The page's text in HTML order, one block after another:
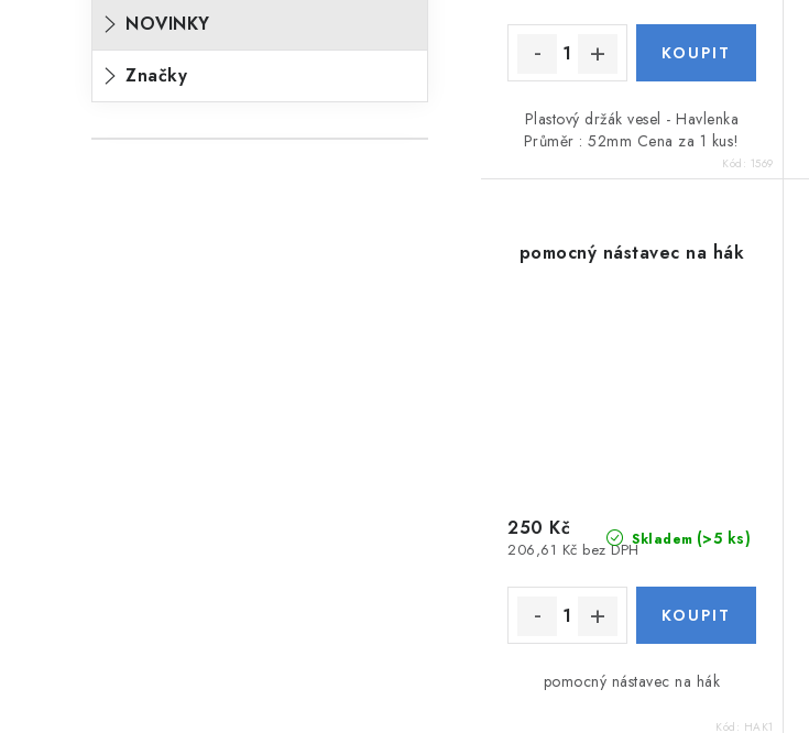
NOVINKY
Značky
Plastový držák vesel - Havlenka
Průměr : 52mm Cena za 1 kus!
Kód: 1569
pomocný nástavec na hák
Skladem (>5 ks)
206,61 Kč bez DPH
250 Kč
pomocný nástavec na hák
Kód: HAK1